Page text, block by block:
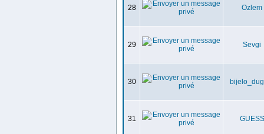
28 Ozlem
29 Sevgi
30
31 GUESS